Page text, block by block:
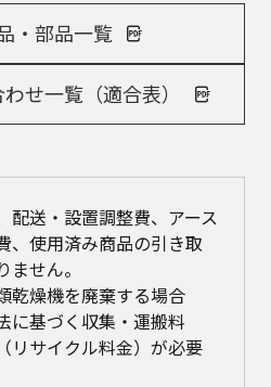
・部品一覧
せ一覧（適合表）
配送・設置調整費、アース
、使用済み商品の引き取
せん。
乾燥機を廃棄する場合
に基づく収集・運搬料
リサイクル料金）が必要